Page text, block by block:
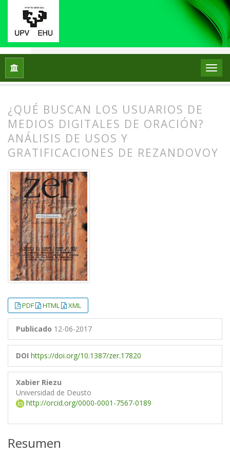
Inicio
¿QUÉ BUSCAN LOS USUARIOS DE
MEDIOS DIGITALES DE ORACIÓN?
ANÁLISIS DE USOS Y
GRATIFICACIONES DE REZANDOVOY
PDF HTML XML
Publicado 12-06-2017
DOI https://doi.org/10.1387/zer.17820
Xabier Riezu
Universidad de Deusto
http://orcid.org/0000-0001-7567-0189
Resumen